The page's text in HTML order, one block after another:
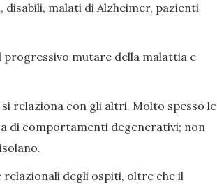
malati di Alzheimer, pazienti
mutare della malattia e
relaziona con gli altri. Molto spesso le
di comportamenti degenerativi; non
degli ospiti, oltre che il